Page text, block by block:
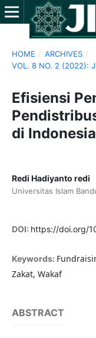
HOME / ARCHIVES /
VOL. 8 NO. 2 (2022):
Efisiensi
di Indonesia
Redi Hadiyanto redi
Universitas Islam
DOI: https://doi.org/
Keywords:
Zakat, Wakaf
ABSTRACT